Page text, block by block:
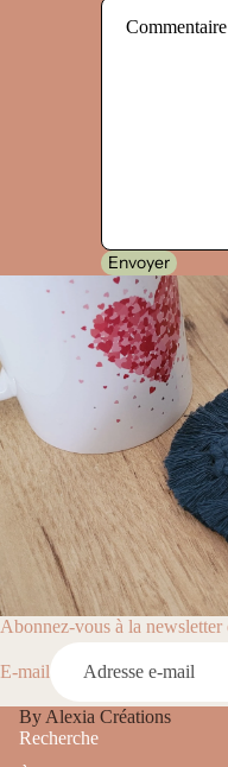
Envoyer
Abonnez-vous à la
E-mail
By Alexia Créations
Recherche
Politique de remboursement
Politique de confidentialité
Conditions d’utilisation